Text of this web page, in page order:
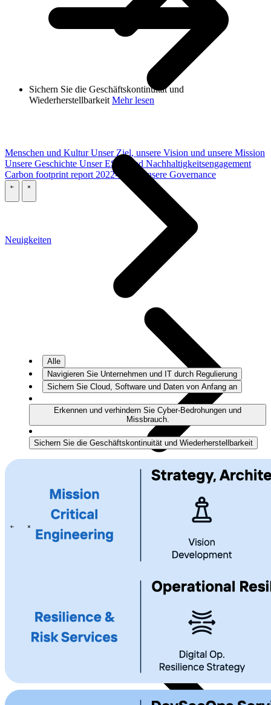
Menschen und KulturUnser Ziel, unsere Vision und unsere Mission
Unsere Geschichte Unser ESG- und Nachhaltigkeitsengagement
Carbon footprint report 2022-2025
Unsere Governance
Neuigkeiten
Events overview
Sichern Sie die Geschäftskontinuität und
Wiederherstellbarkeit Mehr lesen
Alle
Navigieren Sie Unternehmen und IT durch Regulierung
Sichern Sie Cloud, Software und Daten von Anfang an
Erkennen und verhindern Sie Cyber-Bedrohungen und
Missbrauch.
Sichern Sie die Geschäftskontinuität und Wiederherstellbarkeit